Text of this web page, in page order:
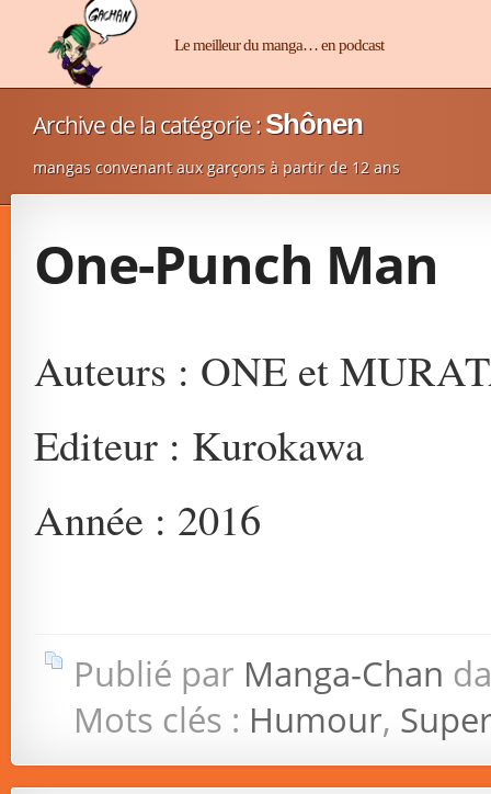
Manga-ChanLe meilleur du manga… en podcast
Archive de la catégorie :Shônen
mangas convenant aux garçons à partir de 12 ans
One-Punch Man
Auteurs : ONE et
Editeur : Kurokawa
Année : 2016
Publié par Manga-Chan
Mots clés : Humour,